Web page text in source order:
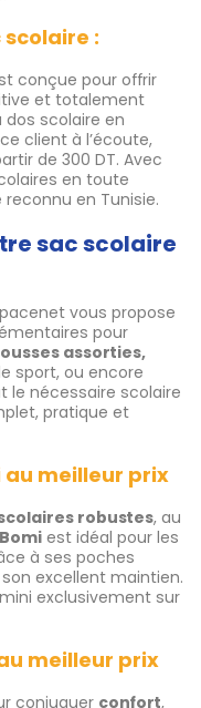
:
conçue pour offrir
et totalement
scolaire en
client à l’écoute,
de 300 DT. Avec
en toute
en Tunisie.
sac scolaire
vous propose
pour
assorties,
sport, ou encore
le nécessaire scolaire
pratique et
au meilleur prix
robustes, au
est idéal pour les
à ses poches
excellent maintien.
exclusivement sur
meilleur prix
conjuguer confort,